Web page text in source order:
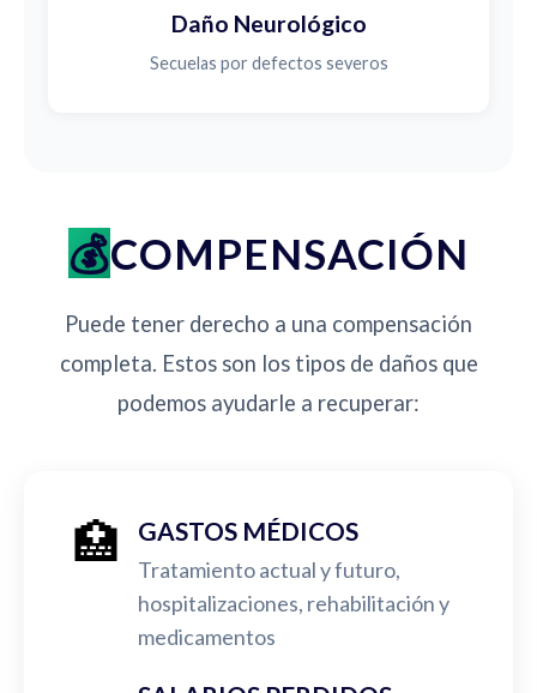
Daño Neurológico
Secuelas por defectos severos
COMPENSACIÓN
Puede tener derecho a una compensación
completa. Estos son los tipos de daños que
podemos ayudarle a recuperar:
🏥 GASTOS MÉDICOS
Tratamiento actual y futuro,
hospitalizaciones, rehabilitación y
medicamentos